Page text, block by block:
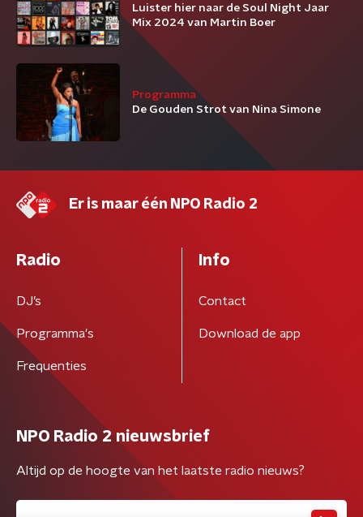
Luister hier naar de Soul Night Jaar
Mix 2024 van Martin Boer
Programma
De Gouden Strot van Nina Simone
Er is maar één NPO Radio 2
Radio
DJ’s
Programma's
Frequenties
Info
Contact
Download de app
NPO Radio 2 nieuwsbrief
Altijd op de hoogte van het laatste radio nieuws?